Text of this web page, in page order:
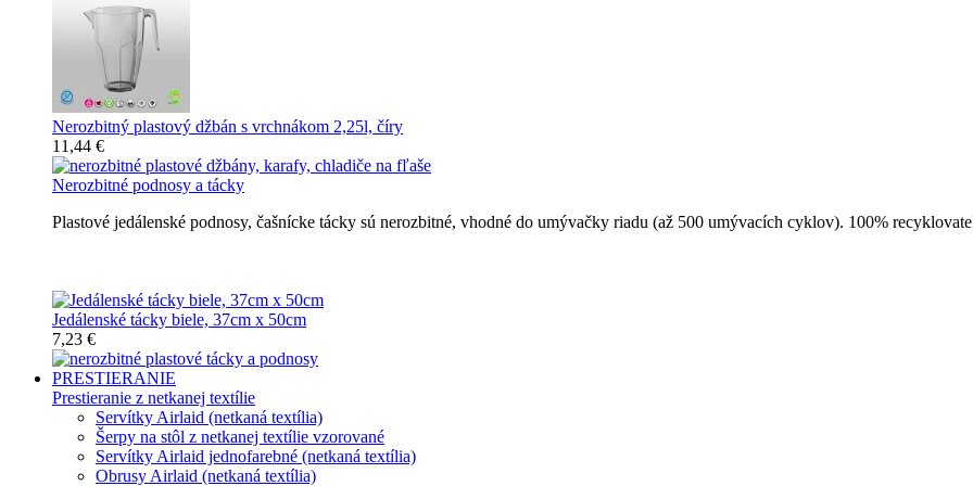
Nerozbitný plastový džbán s vrchnákom 2,25l, číry
11,44 €
Nerozbitné podnosy a tácky
Plastové jedálenské podnosy, čašnícke tácky sú nerozbitné, vhodné do umývačky riadu (až 500 umývacích cyklov). 100%
Jedálenské tácky biele, 37cm x 50cm
7,23 €
PRESTIERANIE
Prestieranie z netkanej textílie
Servítky Airlaid (netkaná textília)
Šerpy na stôl z netkanej textílie vzorované
Servítky Airlaid jednofarebné (netkaná textília)
Obrusy Airlaid (netkaná textília)